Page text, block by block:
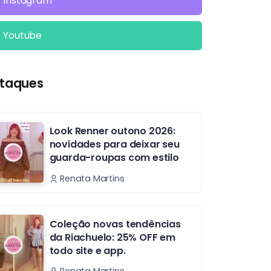
Youtube
Look Renner outono 2026:
novidades para deixar seu
guarda-roupas com estilo
Renata Martins
Coleção novas tendências
da Riachuelo: 25% OFF em
todo site e app.